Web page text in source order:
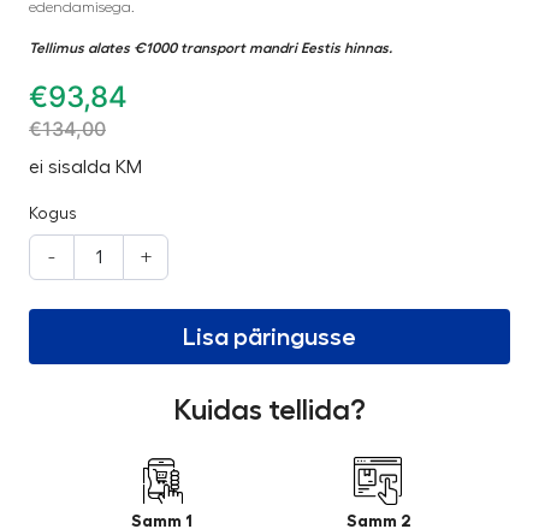
edendamisega.
Tellimus alates €1000 transport mandri Eestis hinnas.
€93,84
€134,00
ei sisalda KM
Kogus
- +
Lisa päringusse
Kuidas tellida?
Samm 1 Samm 2